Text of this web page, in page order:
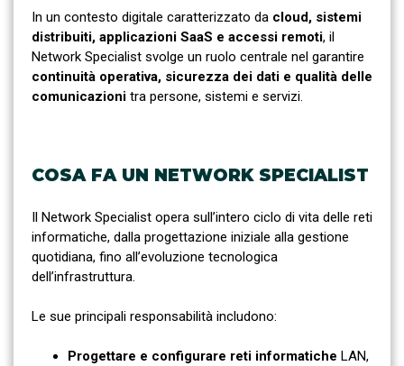
In un contesto digitale caratterizzato da cloud, sistemi
distribuiti, applicazioni SaaS e accessi remoti, il
Network Specialist svolge un ruolo centrale nel garantire
continuità operativa, sicurezza dei dati e qualità delle
comunicazioni tra persone, sistemi e servizi.
COSA FA UN NETWORK SPECIALIST
Il Network Specialist opera sull’intero ciclo di vita delle reti
informatiche, dalla progettazione iniziale alla gestione
quotidiana, fino all’evoluzione tecnologica
dell’infrastruttura.
Le sue principali responsabilità includono:
Progettare e configurare reti informatiche LAN,